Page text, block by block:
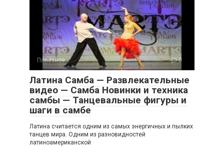
Полезное 0
Латина Самба — Развлекательные
видео — Самба Новинки и техника
самбы — Танцевальные фигуры и
шаги в самбе
Латина считается одним из самых энергичных и пылких
танцев мира. Одним из разновидностей
латиноамериканской